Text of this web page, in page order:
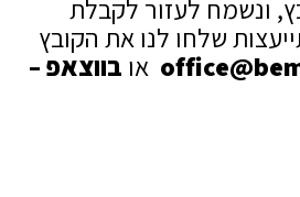
ונשמח לעזור לקבלת
שלחו לנו את הקובץ
או בווצאפ –